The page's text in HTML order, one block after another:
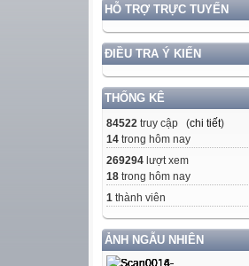
HỖ TRỢ TRỰC TUYẾN
ĐIỀU TRA Ý KIẾN
THỐNG KÊ
84522 truy cập (chi tiết)
14 trong hôm nay
269294 lượt xem
18 trong hôm nay
1 thành viên
ẢNH NGẪU NHIÊN